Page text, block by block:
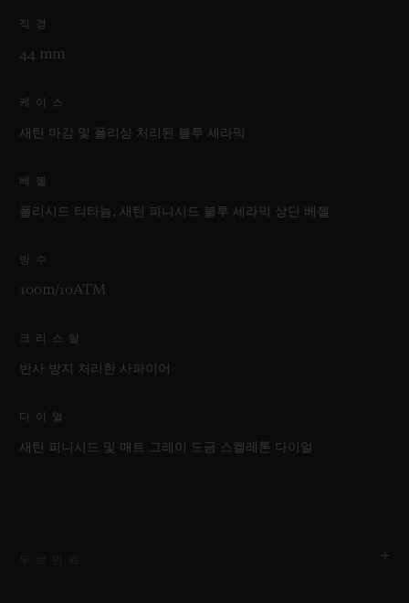
직경
44 mm
케이스
새틴 마감 및 폴리싱 처리된 블루 세라믹
베젤
폴리시드 티타늄, 새틴 피니시드 블루 세라믹 상단 베젤
방수
100m/10ATM
크리스탈
반사 방지 처리한 사파이어
다이얼
새틴 피니시드 및 매트 그레이 도금 스켈레톤 다이얼